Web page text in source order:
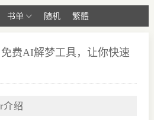
书单 随机 繁體
免费AI解梦工具，让你快速
介绍